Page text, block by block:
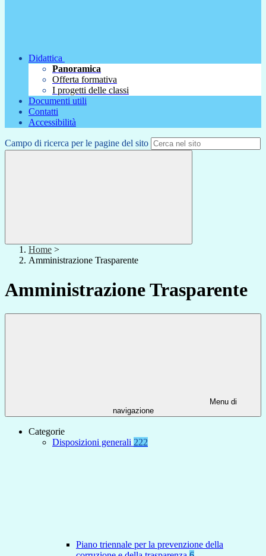
Didattica
Panoramica
Offerta formativa
I progetti delle classi
Documenti utili
Contatti
Accessibilità
Campo di ricerca per le pagine del sito
Home >
Amministrazione Trasparente
Amministrazione Trasparente
Menu di
navigazione
Categorie
Disposizioni generali 222
Piano triennale per la prevenzione della